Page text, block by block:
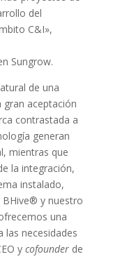
del
C&I»,
Sungrow.
de una
aceptación
contrastada a
generan
mientras que
la integración,
instalado,
BHive® y nuestro
una
las necesidades
y cofounderde